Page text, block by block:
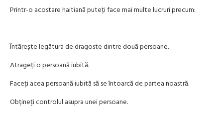
Printr-o acostare haitiană puteți face mai multe lucruri precum:
Întărește legătura de dragoste dintre două persoane.
Atrageți o persoană iubită.
Faceți acea persoană iubită să se întoarcă de partea noastră.
Obțineți controlul asupra unei persoane.